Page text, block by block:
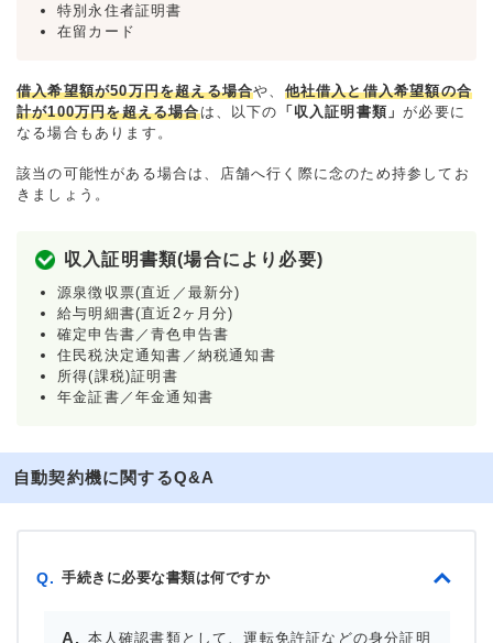
特別永住者証明書
在留カード
借入希望額が50万円を超える場合や、 他社借入と借入希望額の合
計が100万円を超える場合は、以下の 「収入証明書類」が必要に
なる場合もあります。
該当の可能性がある場合は、店舗へ行く際に念のため持参してお
きましょう。
収入証明書類(場合により必要)
源泉徴収票(直近／最新分)
給与明細書(直近2ヶ月分)
確定申告書／青色申告書
住民税決定通知書／納税通知書
所得(課税)証明書
年金証書／年金通知書
自動契約機に関するQ&A
Q. 手続きに必要な書類は何ですか
本人確認書類として、運転免許証などの身分証明